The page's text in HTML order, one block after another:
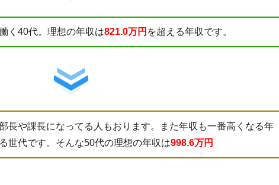
く40代。理想の年収は821.0万円 を超える年収です。
長や課長になってる人もおります。また年収も一番高くなる年
世代です。そんな50代の理想の年収は998.6万円